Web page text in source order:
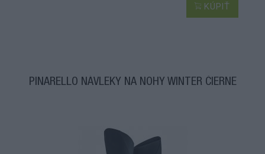
KÚPIŤ
PINARELLO NÁVLEKY NA NOHY WINTER ČIERNE